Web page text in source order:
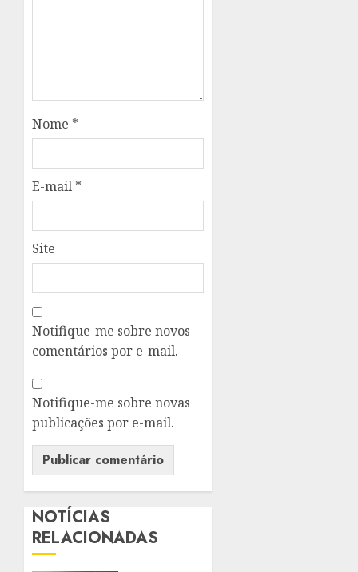
Nome *
E-mail *
Site
Notifique-me sobre novos
comentários por e-mail.
Notifique-me sobre novas
publicações por e-mail.
NOTÍCIAS
RELACIONADAS